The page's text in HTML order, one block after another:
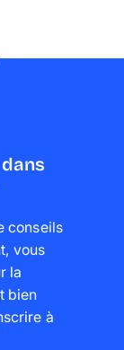
conseils
vous
la
bien
à